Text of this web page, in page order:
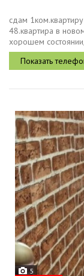
сдам
48.квартира в
хорошем
шкафкупэ. есть
5